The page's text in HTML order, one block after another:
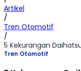
Artikel
/
Tren Otomotif
/
5 Kekurangan
Tren Otomotif